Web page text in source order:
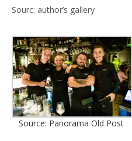
Sourc: author’s gallery
Source: Panorama Old Post